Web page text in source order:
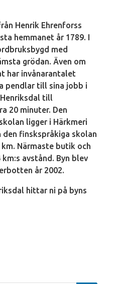
Henrik Ehrenforss
hemmanet år 1789. I
med
grödan. Även om
har invånarantalet
pendlar till sina jobb i
till
20 minuter. Den
ligger i Härkmeri
den finskspråkiga skolan
Närmaste butik och
avstånd. Byn blev
år 2002.
hittar ni på byns